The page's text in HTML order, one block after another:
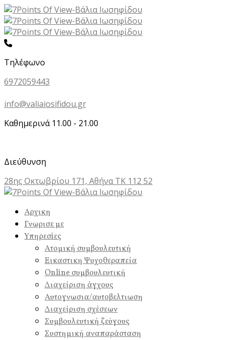
Τηλέφωνο
6972059443
info@valiaiosifidou.gr
Καθημερινά 11.00 - 21.00
Διεύθυνση
28ης Οκτωβρίου 171, Αθήνα ΤΚ 112 52
Αρχικη
Γνωρισε με
Υπηρεσiες
Ατομική συμβουλευτική
Εικαστικη Ψυχοθεραπεία
Online συμβουλευτική
Διαχείριση άγχους
Αυτογνωσια/αυτοβελτιωση
Διαχείριση σχέσεων
Συμβουλευτική ζεύγους
Συστημική αναπαράσταση